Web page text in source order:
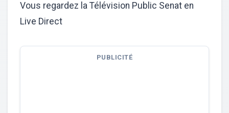
Vous regardez la Télévision Public Senat en
Live Direct
PUBLICITÉ